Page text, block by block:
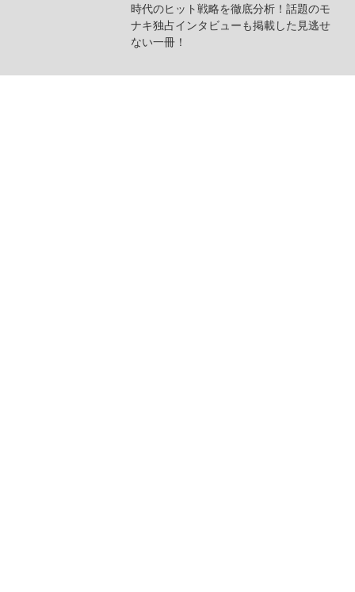
時代のヒット戦略を徹底分析！話題のモ
ナキ独占インタビューも掲載した見逃せ
ない一冊！